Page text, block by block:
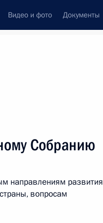
Видео и фото Документы
материалы
дорогах
Собранию
направлениям развития
вопросам